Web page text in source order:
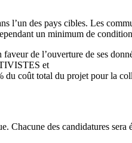
des pays cibles. Les
un minimum de
de l’ouverture de ses
et
du coût total du projet pour la
Chacune des candidatures